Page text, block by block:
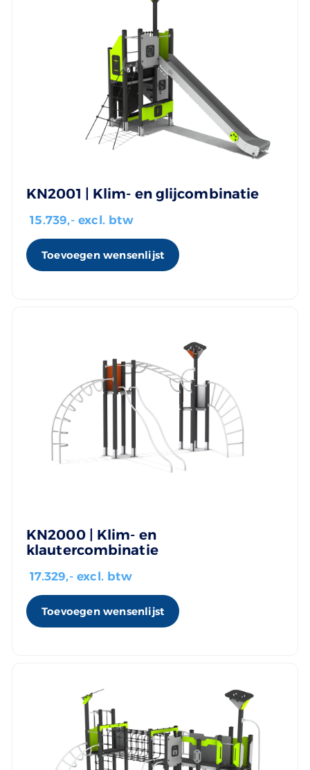
KN2001 | Klim- en glijcombinatie
15.739,- excl. btw
Toevoegen wensenlijst
KN2000 | Klim- en
klautercombinatie
17.329,- excl. btw
Toevoegen wensenlijst